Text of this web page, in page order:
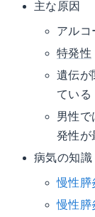
主な原因
アルコ
特発性
遺伝が
ている
男性で
発性が
病気の知識
慢性膵
慢性膵